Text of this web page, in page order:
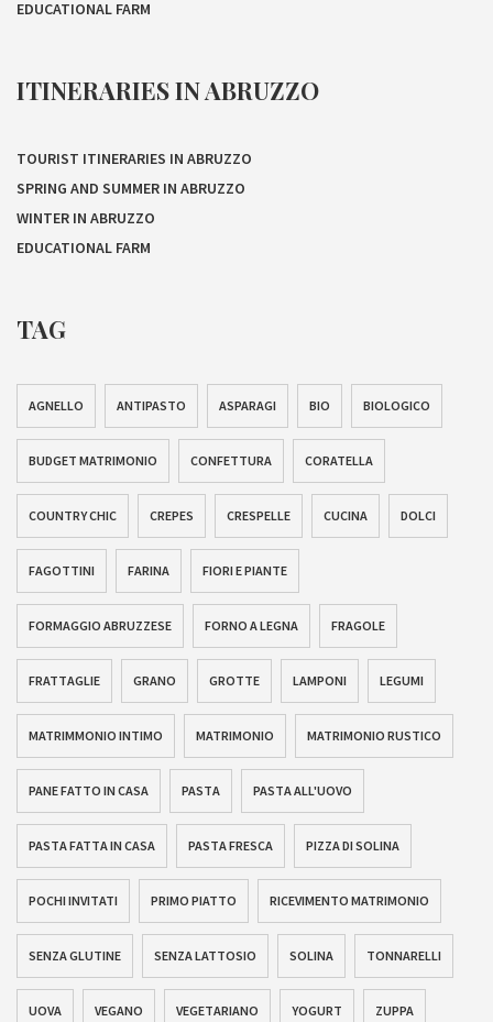
EDUCATIONAL FARM
ITINERARIES IN ABRUZZO
TOURIST ITINERARIES IN ABRUZZO
SPRING AND SUMMER IN ABRUZZO
WINTER IN ABRUZZO
EDUCATIONAL FARM
TAG
AGNELLO ANTIPASTO ASPARAGI BIO BIOLOGICO
BUDGET MATRIMONIO CONFETTURA CORATELLA
COUNTRY CHIC CREPES CRESPELLE CUCINA DOLCI
FAGOTTINI FARINA FIORI E PIANTE
FORMAGGIO ABRUZZESE FORNO A LEGNA FRAGOLE
FRATTAGLIE GRANO GROTTE LAMPONI LEGUMI
MATRIMMONIO INTIMO MATRIMONIO MATRIMONIO RUSTICO
PANE FATTO IN CASA PASTA PASTA ALL'UOVO
PASTA FATTA IN CASA PASTA FRESCA PIZZA DI SOLINA
POCHI INVITATI PRIMO PIATTO RICEVIMENTO MATRIMONIO
SENZA GLUTINE SENZA LATTOSIO SOLINA TONNARELLI
UOVA VEGANO VEGETARIANO YOGURT ZUPPA